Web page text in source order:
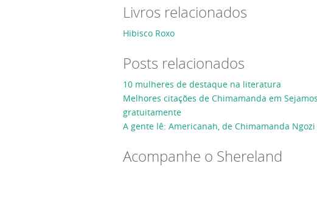
Livros relacionados
Hibisco Roxo
Posts relacionados
10 mulheres de destaque na literatura
Melhores citações de Chimamanda em
gratuitamente
A gente lê: Americanah, de Chimamanda
Acompanhe o Shereland